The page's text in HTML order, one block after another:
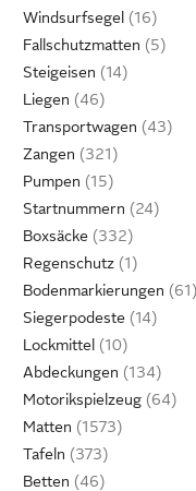
Windsurfsegel
Fallschutzmatten
Steigeisen
Liegen
Transportwagen
Zangen
Pumpen
Startnummern
Boxsäcke
Regenschutz
Bodenmarkierungen
Siegerpodeste
Lockmittel
Abdeckungen
Motorikspielzeug
Matten
Tafeln
Betten